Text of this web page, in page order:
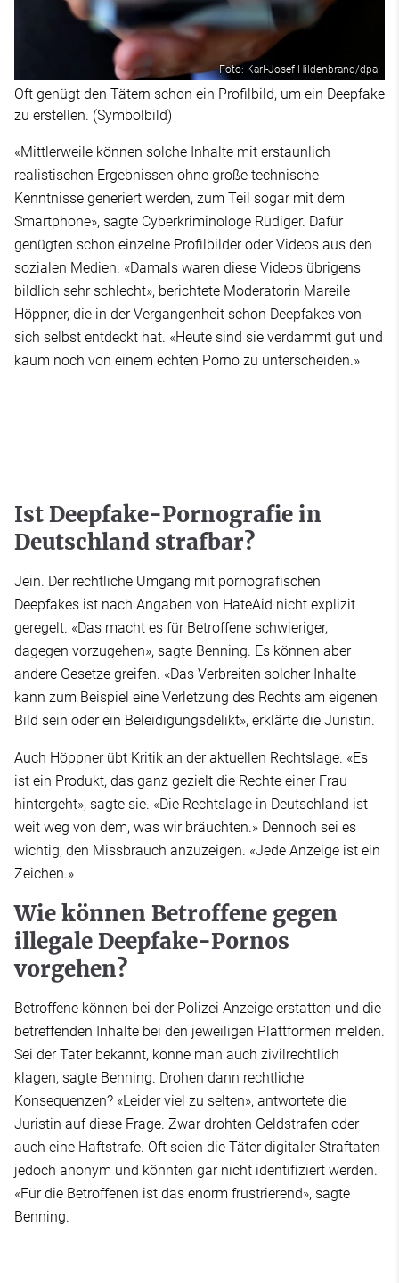
Foto: Karl-Josef Hildenbrand/dpa
Oft genügt den Tätern schon ein Profilbild, um ein Deepfake
zu erstellen. (Symbolbild)
«Mittlerweile können solche Inhalte mit erstaunlich
realistischen Ergebnissen ohne große technische
Kenntnisse generiert werden, zum Teil sogar mit dem
Smartphone», sagte Cyberkriminologe Rüdiger. Dafür
genügten schon einzelne Profilbilder oder Videos aus den
sozialen Medien. «Damals waren diese Videos übrigens
bildlich sehr schlecht», berichtete Moderatorin Mareile
Höppner, die in der Vergangenheit schon Deepfakes von
sich selbst entdeckt hat. «Heute sind sie verdammt gut und
kaum noch von einem echten Porno zu unterscheiden.»
Ist Deepfake-Pornografie in
Deutschland strafbar?
Jein. Der rechtliche Umgang mit pornografischen
Deepfakes ist nach Angaben von HateAid nicht explizit
geregelt. «Das macht es für Betroffene schwieriger,
dagegen vorzugehen», sagte Benning. Es können aber
andere Gesetze greifen. «Das Verbreiten solcher Inhalte
kann zum Beispiel eine Verletzung des Rechts am eigenen
Bild sein oder ein Beleidigungsdelikt», erklärte die Juristin.
Auch Höppner übt Kritik an der aktuellen Rechtslage. «Es
ist ein Produkt, das ganz gezielt die Rechte einer Frau
hintergeht», sagte sie. «Die Rechtslage in Deutschland ist
weit weg von dem, was wir bräuchten.» Dennoch sei es
wichtig, den Missbrauch anzuzeigen. «Jede Anzeige ist ein
Zeichen.»
Wie können Betroffene gegen
illegale Deepfake-Pornos
vorgehen?
Betroffene können bei der Polizei Anzeige erstatten und die
betreffenden Inhalte bei den jeweiligen Plattformen melden.
Sei der Täter bekannt, könne man auch zivilrechtlich
klagen, sagte Benning. Drohen dann rechtliche
Konsequenzen? «Leider viel zu selten», antwortete die
Juristin auf diese Frage. Zwar drohten Geldstrafen oder
auch eine Haftstrafe. Oft seien die Täter digitaler Straftaten
jedoch anonym und könnten gar nicht identifiziert werden.
«Für die Betroffenen ist das enorm frustrierend», sagte
Benning.